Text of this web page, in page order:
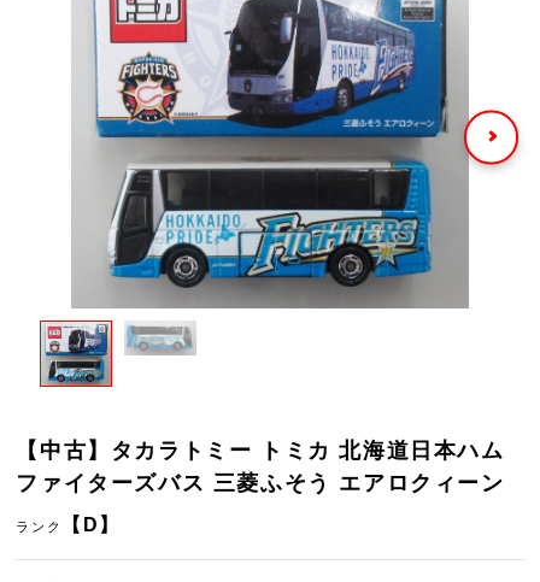
【中古】タカラトミー トミカ 北海道日本ハム
ファイターズバス 三菱ふそう エアロクィーン
ランク 【D】